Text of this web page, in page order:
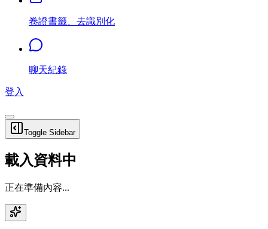
卷證書籤、去識別化
聊天紀錄
登入
Toggle Sidebar
載入資料中
正在準備內容...